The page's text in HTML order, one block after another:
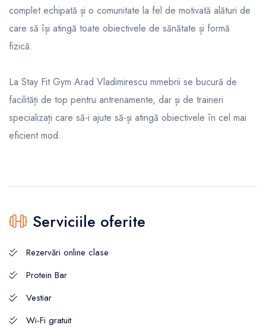
complet echipată și o comunitate la fel de motivată alături de
care să își atingă toate obiectivele de sănătate și formă
fizică.
La Stay Fit Gym Arad Vladimirescu mmebrii se bucură de
facilități de top pentru antrenamente, dar și de traineri
specializați care să-i ajute să-și atingă obiectivele în cel mai
eficient mod.
Serviciile oferite
Rezervări online clase
Protein Bar
Vestiar
Wi-Fi gratuit